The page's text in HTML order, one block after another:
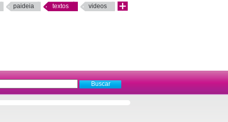
paideia textos videos